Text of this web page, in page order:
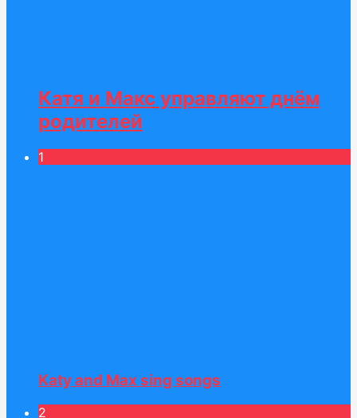
Катя и Макс управляют днём
родителей
1
Katy and Max sing songs
2